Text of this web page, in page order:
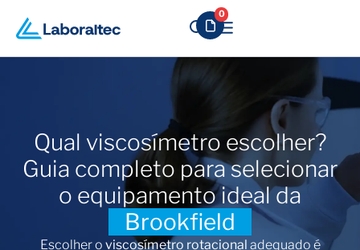
0
Qual viscosímetro escolher?
Guia completo para selecionar
o equipamento ideal da
Brookfield
Escolher o viscosímetro rotacional adequado é